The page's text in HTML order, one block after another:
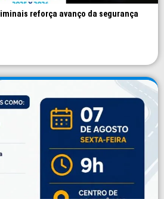
reforça avanço da segurança